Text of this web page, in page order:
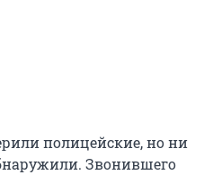
полицейские, но ни
Звонившего